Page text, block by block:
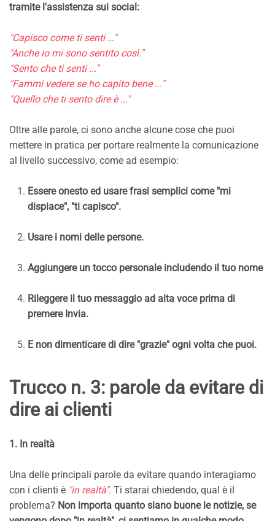
tramite l'assistenza sui social:
"Capisco come ti senti …"
"Anche io mi sono sentito così."
"Sento che ti senti ..."
"Fammi vedere se ho capito bene ..."
"Quello che ti sento dire è ..."
Oltre alle parole, ci sono anche alcune cose che puoi
mettere in pratica per portare realmente la comunicazione
al livello successivo, come ad esempio:
Essere onesto ed usare frasi semplici come "mi
dispiace", "ti capisco".
Usare i nomi delle persone.
Aggiungere un tocco personale includendo il tuo nome
Rileggere il tuo messaggio ad alta voce prima di
premere Invia.
E non dimenticare di dire "grazie" ogni volta che puoi.
Trucco n. 3: parole da evitare di
dire ai clienti
1. In realtà
Una delle principali parole da evitare quando interagiamo
con i clienti è "in realtà". Ti starai chiedendo, qual è il
problema? Non importa quanto siano buone le notizie, se